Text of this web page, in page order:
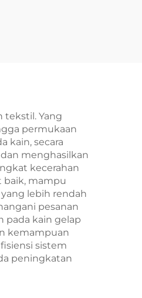
tekstil. Yang
permukaan
kain, secara
menghasilkan
kecerahan
baik, mampu
lebih rendah
pesanan
pada kain gelap
kemampuan
sistem
peningkatan